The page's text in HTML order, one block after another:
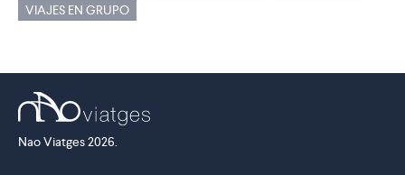
VIAJES EN GRUPO
Nao Viatges 2026.